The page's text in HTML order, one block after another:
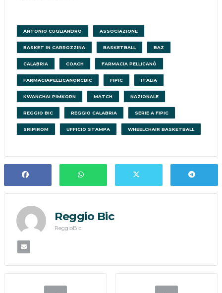
ANTONIO CUGLIANDRO ASSOCIAZIONE
BASKET IN CARROZZINA BASKETBALL BAZ
CALABRIA COACH FARMACIA PELLICANÒ
FARMACIAPELLICANORCBIC FIPIC ITALIA
KWANCHAI PIMKORN MATCH NAZIONALE
REGGIO BIC REGGIO CALABRIA SERIE A FIPIC
SRIPIROM UFFICIO STAMPA WHEELCHAIR BASKETBALL
Reggio Bic
ReggioBic